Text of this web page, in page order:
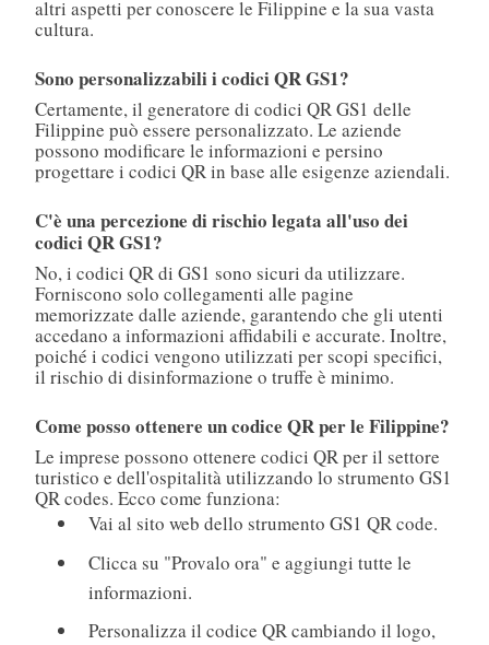
altri aspetti per conoscere le Filippine e la sua vasta
cultura.
Sono personalizzabili i codici QR GS1?
Certamente, il generatore di codici QR GS1 delle
Filippine può essere personalizzato. Le aziende
possono modificare le informazioni e persino
progettare i codici QR in base alle esigenze aziendali.
C'è una percezione di rischio legata all'uso dei
codici QR GS1?
No, i codici QR di GS1 sono sicuri da utilizzare.
Forniscono solo collegamenti alle pagine
memorizzate dalle aziende, garantendo che gli utenti
accedano a informazioni affidabili e accurate. Inoltre,
poiché i codici vengono utilizzati per scopi specifici,
il rischio di disinformazione o truffe è minimo.
Come posso ottenere un codice QR per le Filippine?
Le imprese possono ottenere codici QR per il settore
turistico e dell'ospitalità utilizzando lo strumento GS1
QR codes. Ecco come funziona:
Vai al sito web dello strumento GS1 QR code.
Clicca su "Provalo ora" e aggiungi tutte le
informazioni.
Personalizza il codice QR cambiando il logo,